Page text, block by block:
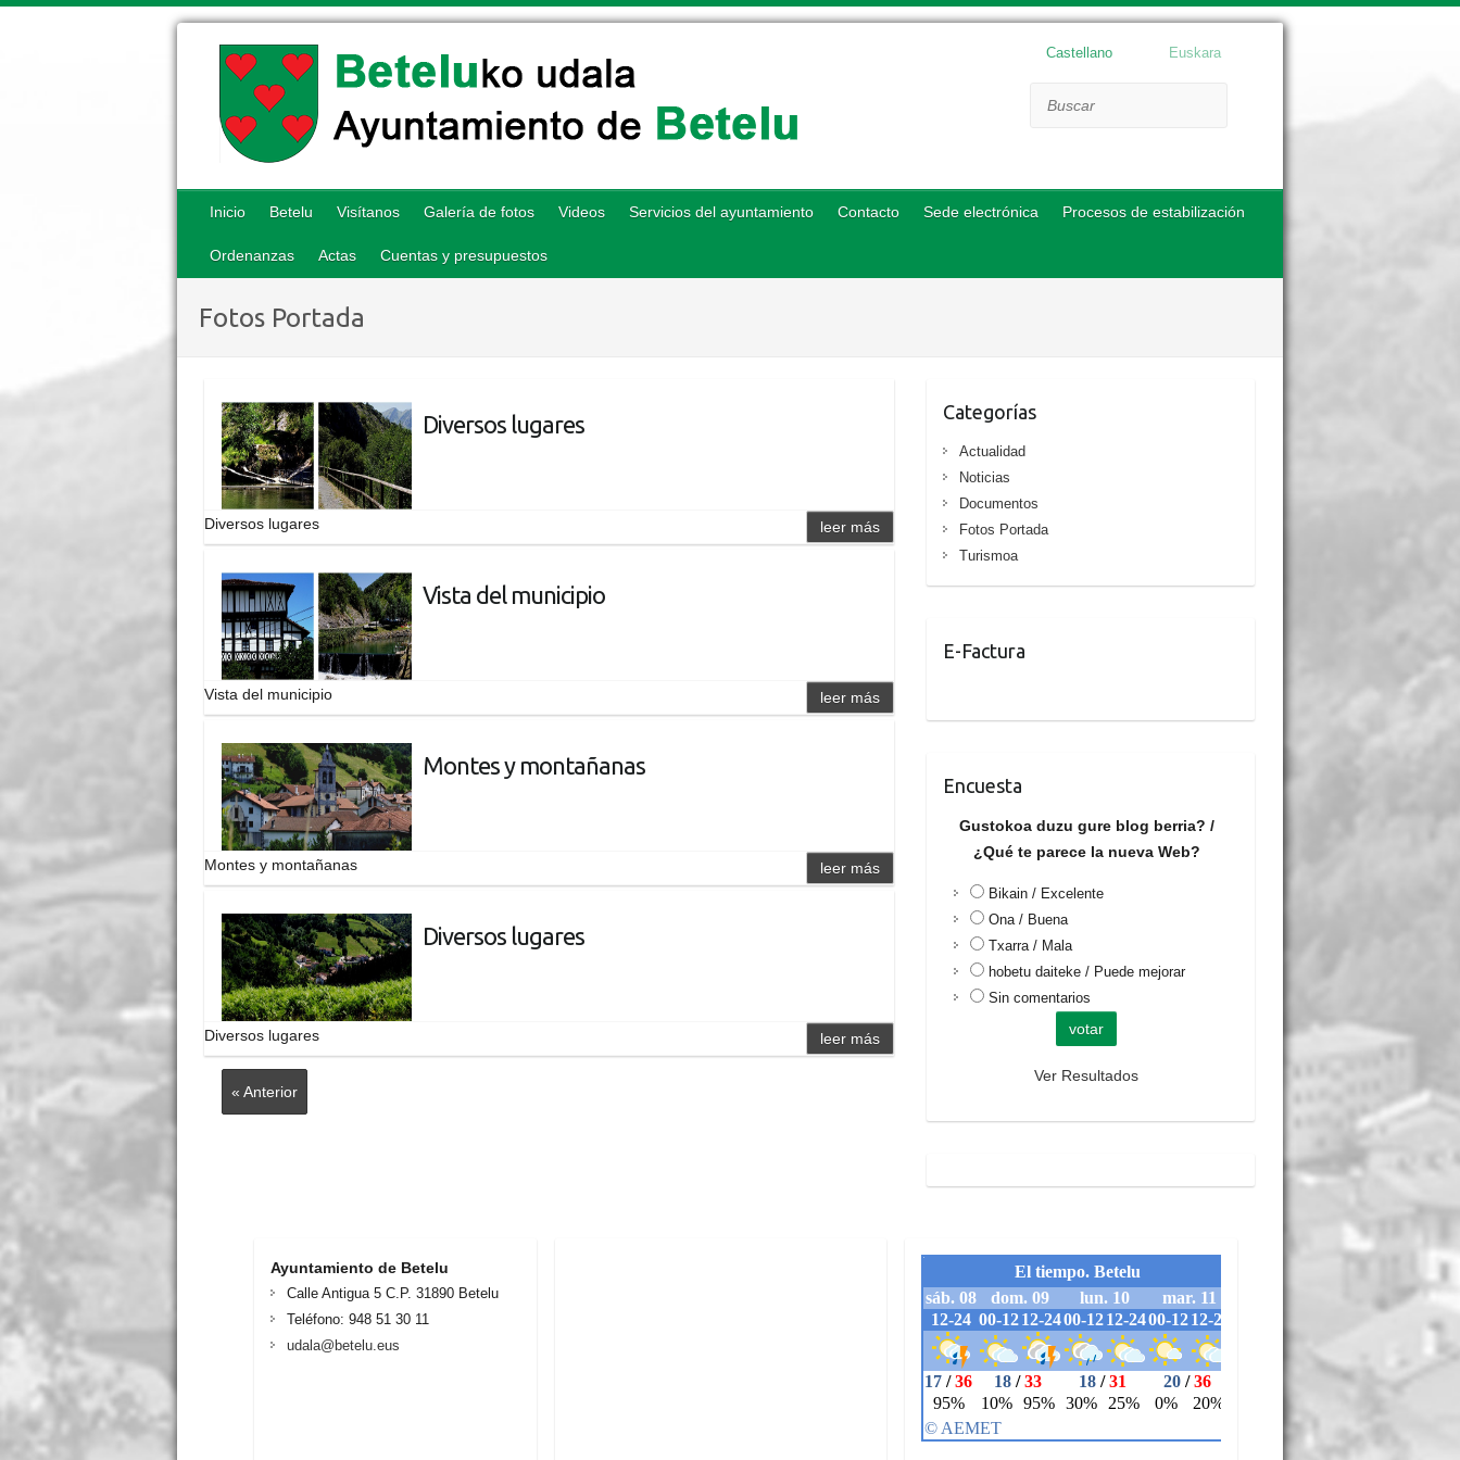
Castellano Euskara
Inicio Betelu Visítanos Galería de fotos Videos Servicios del ayuntamiento Contacto Sede electrónica Procesos de estabilización
Ordenanzas Actas Cuentas y presupuestos
Fotos Portada
Diversos lugares
Diversos lugares leer más
Vista del municipio
Vista del municipio leer más
Montes y montañanas
Montes y montañanas leer más
Diversos lugares
Diversos lugares leer más
« Anterior
Categorías
Actualidad
Noticias
Documentos
Fotos Portada
Turismoa
E-Factura
Encuesta
Gustokoa duzu gure blog berria? /
¿Qué te parece la nueva Web?
Bikain / Excelente
Ona / Buena
Txarra / Mala
hobetu daiteke / Puede mejorar
Sin comentarios
Ver Resultados
Ayuntamiento de Betelu
Calle Antigua 5 C.P. 31890 Betelu
Teléfono: 948 51 30 11
udala@betelu.eus